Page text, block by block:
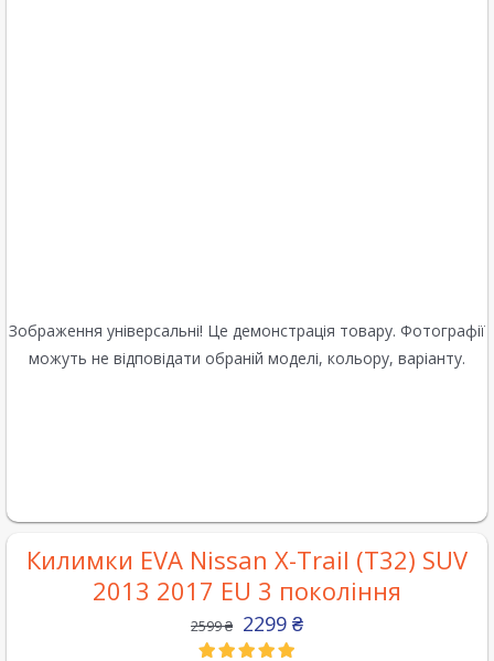
Зображення універсальні! Це демонстрація товару. Фотографії
можуть не відповідати обраній моделі, кольору, варіанту.
Килимки EVA Nissan X-Trail (T32) SUV
2013 2017 EU 3 покоління
2599₴ 2299 ₴